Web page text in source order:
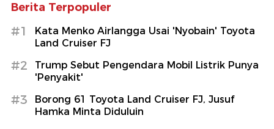
Berita Terpopuler
#1
Kata Menko Airlangga Usai 'Nyobain' Toyota
Land Cruiser FJ
#2
Trump Sebut Pengendara Mobil Listrik Punya
'Penyakit'
#3
Borong 61 Toyota Land Cruiser FJ, Jusuf
Hamka Minta Diduluin